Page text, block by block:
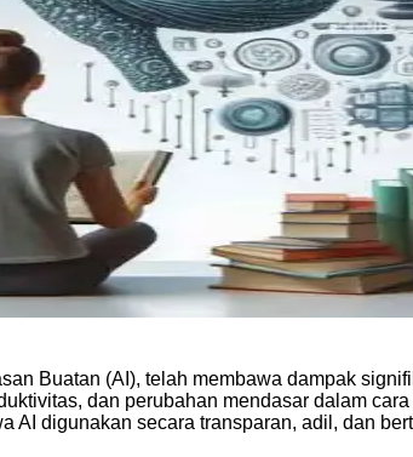
Buatan (AI), telah membawa dampak
dan perubahan mendasar dalam
digunakan secara transparan, adil, dan